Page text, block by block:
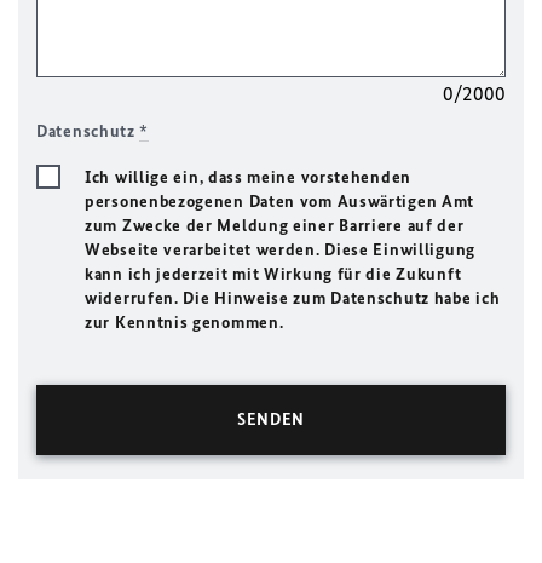
0/2000
Datenschutz*
Ich willige ein, dass meine vorstehenden
personenbezogenen Daten vom Auswärtigen Amt
zum Zwecke der Meldung einer Barriere auf der
Webseite verarbeitet werden. Diese Einwilligung
kann ich jederzeit mit Wirkung für die Zukunft
widerrufen. Die Hinweise zum Datenschutz habe ich
zur Kenntnis genommen.